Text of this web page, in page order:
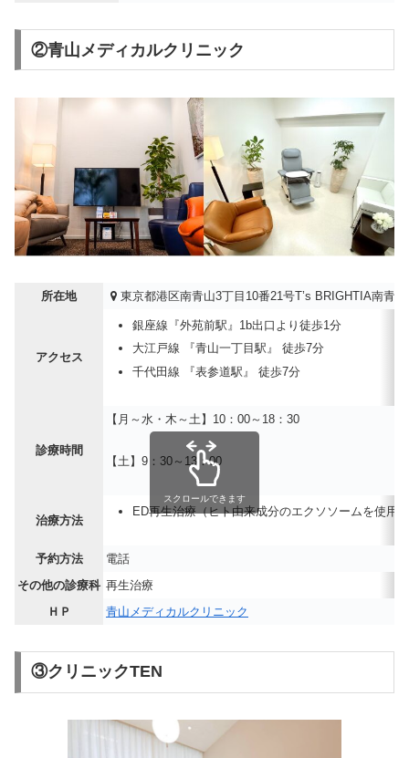
②青山メディカルクリニック
所在地 東京都港区南青山3丁目10番21号T’s BRIGHTIA南
アクセス
銀座線『外苑前駅』1b出口より徒歩1分
大江戸線 『青山一丁目駅』 徒歩7分
千代田線 『表参道駅』 徒歩7分
診療時間
【月～水・木～土】10：00～18：30
【土】9：30～13：00
治療方法
ED再生治療（ヒト由来成分のエクソソームを使用
予約方法
電話
その他の診療科 再生治療
ＨＰ
青山メディカルクリニック
スクロールできます
③クリニックTEN